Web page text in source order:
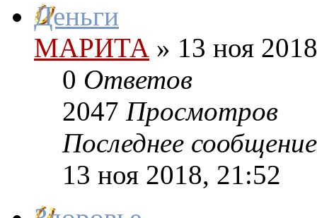
Деньги
МАРИТА » 13 ноя
0 Ответов
2047 Просмотров
Последнее сообщение
13 ноя 2018, 21:52